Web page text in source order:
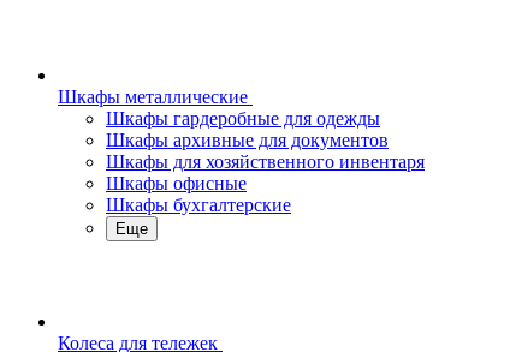
Шкафы металлические
Шкафы гардеробные для одежды
Шкафы архивные для документов
Шкафы для хозяйственного инвентаря
Шкафы офисные
Шкафы бухгалтерские
Еще
Колеса для тележек